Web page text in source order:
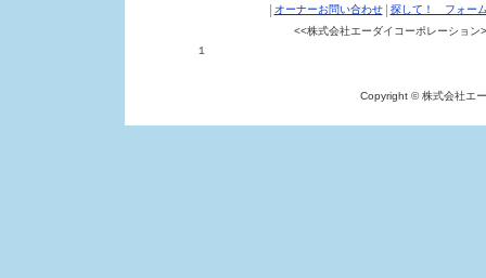
オーナーお問い合わせ
探して！ フォー
<<株式会社エーダイコーポレーショ
１ クリエイトビル８Ｆ
Copyright © 株式会社エ